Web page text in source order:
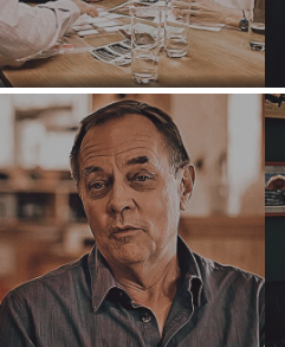
DÜSSELDORF
JOHANNESBURG
LOS ANGELES
MANCHESTER
NASHVILLE
OXFORD
STELLENBOSCH
STOCKHOLM
TAMPA